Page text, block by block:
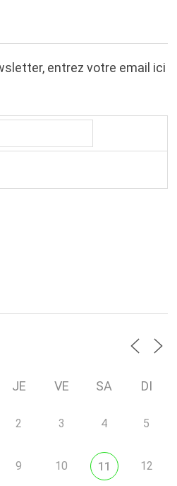
entrez votre email ici
JE VE SA DI
2 3 4 5
9 10 11 12